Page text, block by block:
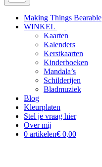
Menu
Making Things Bearable
WINKEL
Kaarten
Kalenders
Kerstkaarten
Kinderboeken
Mandala’s
Schilderijen
Bladmuziek
Blog
Kleurplaten
Stel je vraag hier
Over mij
0 artikelen€ 0,00